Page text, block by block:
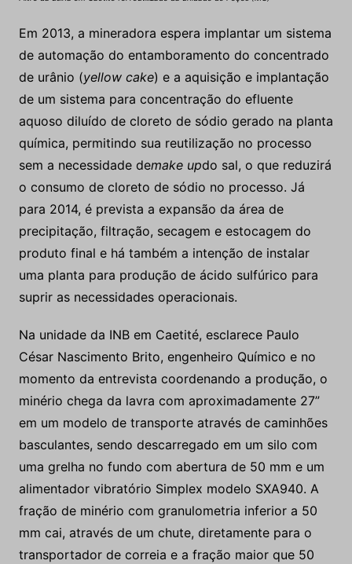
Em 2013, a mineradora espera implantar um sistema
de automação do entamboramento do concentrado
de urânio (yellow cake) e a aquisição e implantação
de um sistema para concentração do efluente
aquoso diluído de cloreto de sódio gerado na planta
química, permitindo sua reutilização no processo
sem a necessidade demake updo sal, o que reduzirá
o consumo de cloreto de sódio no processo. Já
para 2014, é prevista a expansão da área de
precipitação, filtração, secagem e estocagem do
produto final e há também a intenção de instalar
uma planta para produção de ácido sulfúrico para
suprir as necessidades operacionais.
Na unidade da INB em Caetité, esclarece Paulo
César Nascimento Brito, engenheiro Químico e no
momento da entrevista coordenando a produção, o
minério chega da lavra com aproximadamente 27”
em um modelo de transporte através de caminhões
basculantes, sendo descarregado em um silo com
uma grelha no fundo com abertura de 50 mm e um
alimentador vibratório Simplex modelo SXA940. A
fração de minério com granulometria inferior a 50
mm cai, através de um chute, diretamente para o
transportador de correia e a fração maior que 50